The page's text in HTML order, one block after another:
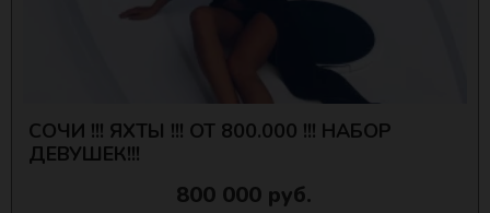
СОЧИ !!! ЯХТЫ !!! ОТ 800.000 !!! НАБОР
ДЕВУШЕК!!!
800 000 руб.